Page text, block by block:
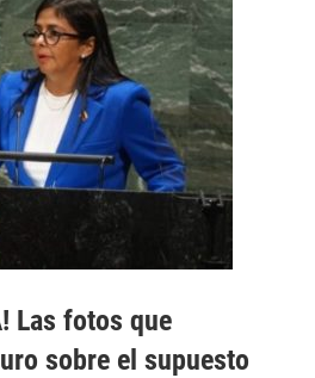
Las fotos que
sobre el supuesto